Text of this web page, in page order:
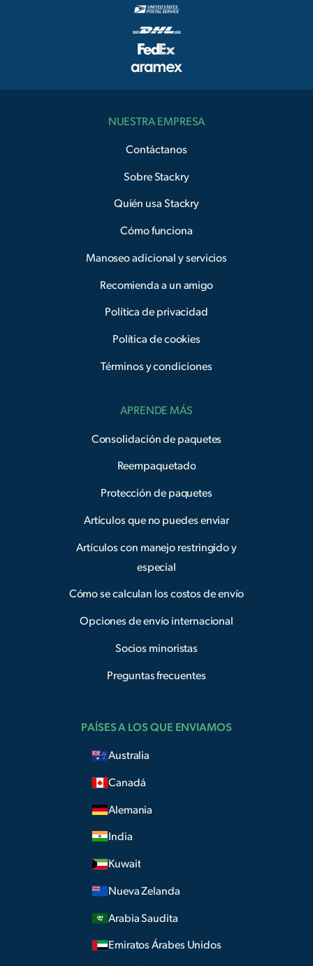
NUESTRA EMPRESA
Contáctanos
Sobre Stackry
Quién usa Stackry
Cómo funciona
Manoseo adicional y servicios
Recomienda a un amigo
Política de privacidad
Política de cookies
Términos y condiciones
APRENDE MÁS
Consolidación de paquetes
Reempaquetado
Protección de paquetes
Artículos que no puedes enviar
Artículos con manejo restringido y
especial
Cómo se calculan los costos de envío
Opciones de envío internacional
Socios minoristas
Preguntas frecuentes
PAÍSES A LOS QUE ENVIAMOS
Australia
Canadá
Alemania
India
Kuwait
Nueva Zelanda
Arabia Saudita
Emiratos Árabes Unidos